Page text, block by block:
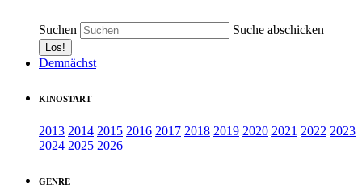
Suchen Suche abschicken
Demnächst
KINOSTART
2013 2014 2015 2016 2017 2018 2019 2020 2021 2022 2023
2024 2025 2026
GENRE